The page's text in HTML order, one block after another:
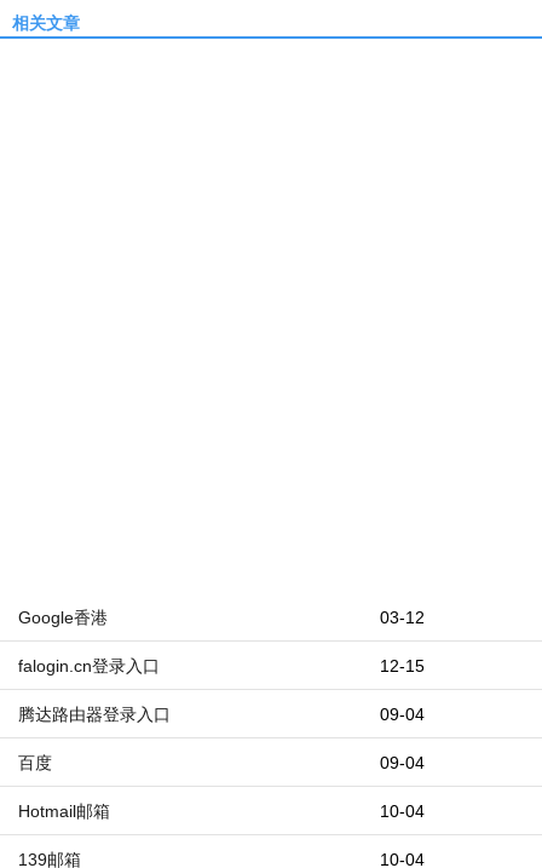
相关文章
03-12
Google香港
12-15
falogin.cn登录入口
09-04
腾达路由器登录入口
09-04
百度
10-04
Hotmail邮箱
10-04
139邮箱